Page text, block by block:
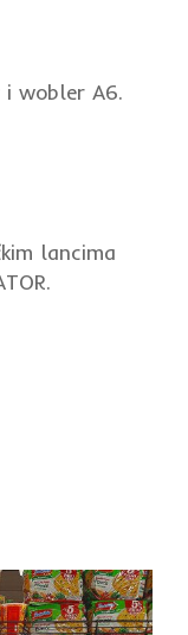
wobler A6.
lancima